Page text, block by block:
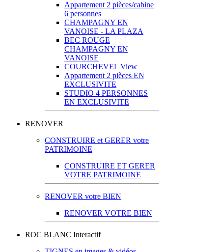
Appartement 2 pièces/cabine
6 personnes
CHAMPAGNY EN
VANOISE - LA PLAZA
BEC ROUGE
CHAMPAGNY EN
VANOISE
COURCHEVEL View
Appartement 2 pièces EN
EXCLUSIVITE
STUDIO 4 PERSONNES
EN EXCLUSIVITE
RENOVER
CONSTRUIRE et GERER votre
PATRIMOINE
CONSTRUIRE ET GERER
VOTRE PATRIMOINE
RENOVER votre BIEN
RENOVER VOTRE BIEN
ROC BLANC Interactif